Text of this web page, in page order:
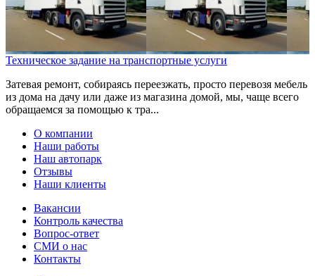
Техническое задание на транспортные услуги
Затевая ремонт, собираясь переезжать, просто перевозя мебель
из дома на дачу или даже из магазина домой, мы, чаще всего
обращаемся за помощью к тра...
О компании
Наши работы
Наш автопарк
Отзывы
Наши клиенты
Вакансии
Контроль качества
Вопрос-ответ
СМИ о нас
Контакты